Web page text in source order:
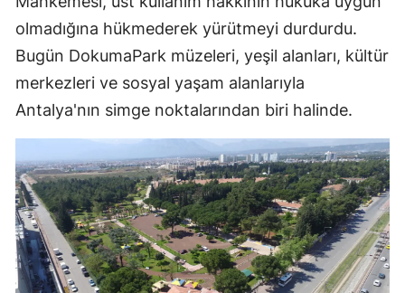
olmadığına hükmederek yürütmeyi durdurdu.
Bugün DokumaPark müzeleri, yeşil alanları, kültür
merkezleri ve sosyal yaşam alanlarıyla
Antalya'nın simge noktalarından biri halinde.